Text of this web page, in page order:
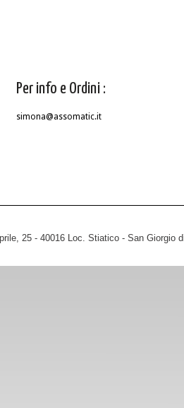
Per info e Ordini :
simona@assomatic.it
25 - 40016 Loc. Stiatico - San Giorgio